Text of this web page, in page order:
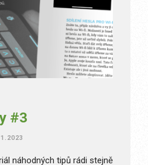
#3
náhodných tipů rádi stejně